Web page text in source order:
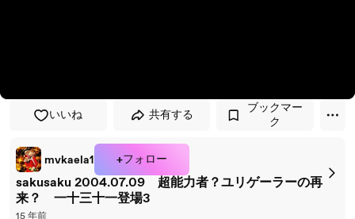
いいね 共有する
ブックマー
ク
mvkaela1 +フォロー
sakusaku 2004.07.09 超能力者？ユリゲーラーの再
来？ 一十三十一登場3